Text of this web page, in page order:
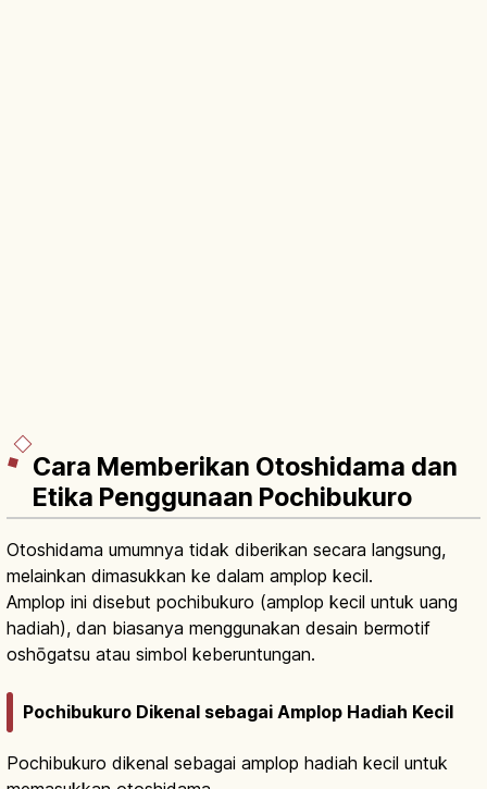
Cara Memberikan Otoshidama dan
Etika Penggunaan Pochibukuro
Otoshidama umumnya tidak diberikan secara langsung,
melainkan dimasukkan ke dalam amplop kecil.
Amplop ini disebut pochibukuro (amplop kecil untuk uang
hadiah), dan biasanya menggunakan desain bermotif
oshōgatsu atau simbol keberuntungan.
Pochibukuro Dikenal sebagai Amplop Hadiah Kecil
Pochibukuro dikenal sebagai amplop hadiah kecil untuk